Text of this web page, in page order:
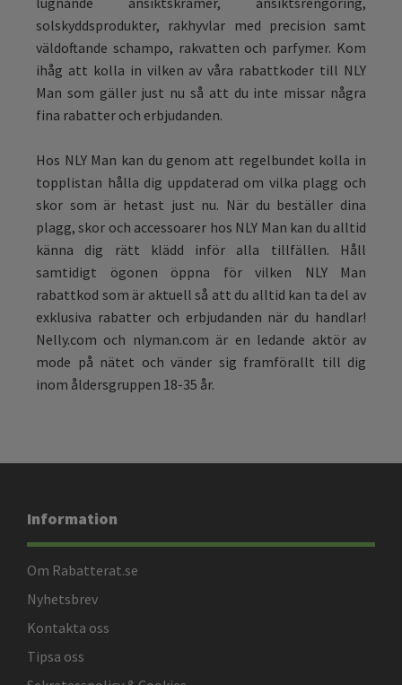
solskyddsprodukter, rakhyvlar med precision samt
väldoftande schampo, rakvatten och parfymer. Kom
ihåg att kolla in vilken av våra rabattkoder till NLY
Man som gäller just nu så att du inte missar några
fina rabatter och erbjudanden.
Hos NLY Man kan du genom att regelbundet kolla in
topplistan hålla dig uppdaterad om vilka plagg och
skor som är hetast just nu. När du beställer dina
plagg, skor och accessoarer hos NLY Man kan du alltid
känna dig rätt klädd inför alla tillfällen. Håll
samtidigt ögonen öppna för vilken NLY Man
rabattkod som är aktuell så att du alltid kan ta del av
exklusiva rabatter och erbjudanden när du handlar!
Nelly.com och nlyman.com är en ledande aktör av
mode på nätet och vänder sig framförallt till dig
inom åldersgruppen 18-35 år.
Information
Om Rabatterat.se
Nyhetsbrev
Kontakta oss
Tipsa oss